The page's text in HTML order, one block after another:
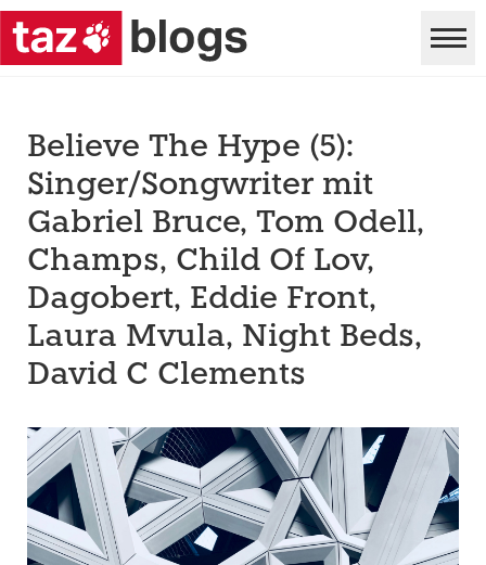
Believe The Hype (5):
Singer/Songwriter mit
Gabriel Bruce, Tom Odell,
Champs, Child Of Lov,
Dagobert, Eddie Front,
Laura Mvula, Night Beds,
David C Clements